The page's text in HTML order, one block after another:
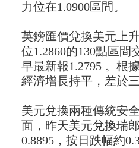
力位在1.0900區間。
英鎊匯價兌換美元上
位1.2860的130點區間
早最新報1.2795 。根
經濟增長持平，差於
美元兌換兩種傳統安
面，昨天美元兌換瑞
0.8895，按日跌幅約